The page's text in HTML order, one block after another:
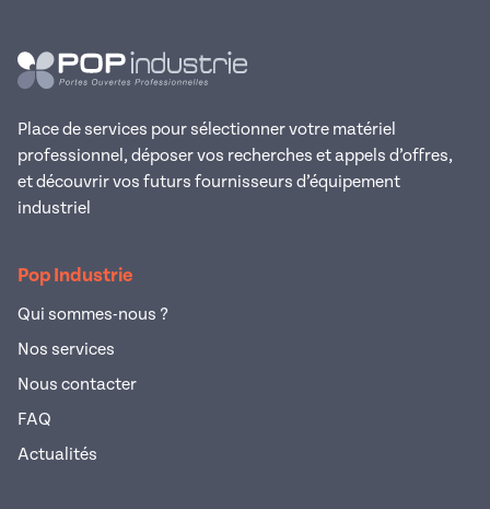
Place de services pour sélectionner votre matériel
professionnel, déposer vos recherches et appels d’offres,
et découvrir vos futurs fournisseurs d’équipement
industriel
Pop Industrie
Qui sommes-nous ?
Nos services
Nous contacter
FAQ
Actualités